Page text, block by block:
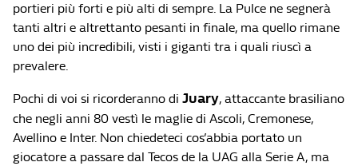
portieri più forti e più alti di sempre. La Pulce ne segnerà
tanti altri e altrettanto pesanti in finale, ma quello rimane
uno dei più incredibili, visti i giganti tra i quali riuscì a
prevalere.
Pochi di voi si ricorderanno di Juary, attaccante brasiliano
che negli anni 80 vestì le maglie di Ascoli, Cremonese,
Avellino e Inter. Non chiedeteci cos’abbia portato un
giocatore a passare dal Tecos de la UAG alla Serie A, ma